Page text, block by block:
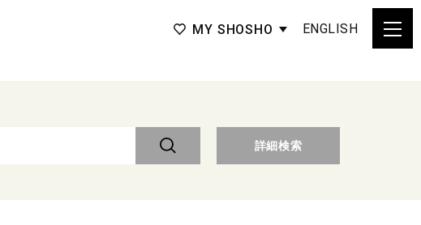
MY SHOSHO ENGLISH
詳細検索